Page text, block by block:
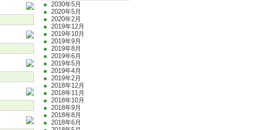
2030年5月
2020年5月
2020年2月
2019年12月
2019年10月
2019年9月
2019年8月
2019年6月
2019年5月
2019年4月
2019年2月
2018年12月
2018年11月
2018年10月
2018年9月
2018年8月
2018年6月